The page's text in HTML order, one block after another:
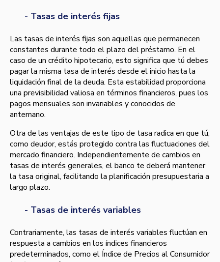
- Tasas de interés fijas
Las tasas de interés fijas son aquellas que permanecen
constantes durante todo el plazo del préstamo. En el
caso de un crédito hipotecario, esto significa que tú debes
pagar la misma tasa de interés desde el inicio hasta la
liquidación final de la deuda. Esta estabilidad proporciona
una previsibilidad valiosa en términos financieros, pues los
pagos mensuales son invariables y conocidos de
antemano.
Otra de las ventajas de este tipo de tasa radica en que tú,
como deudor, estás protegido contra las fluctuaciones del
mercado financiero. Independientemente de cambios en
tasas de interés generales, el banco te deberá mantener
la tasa original, facilitando la planificación presupuestaria a
largo plazo.
- Tasas de interés variables
Contrariamente, las tasas de interés variables fluctúan en
respuesta a cambios en los índices financieros
predeterminados, como el Índice de Precios al Consumidor